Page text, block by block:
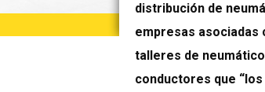
distribución de
empresas
talleres de
conductores que